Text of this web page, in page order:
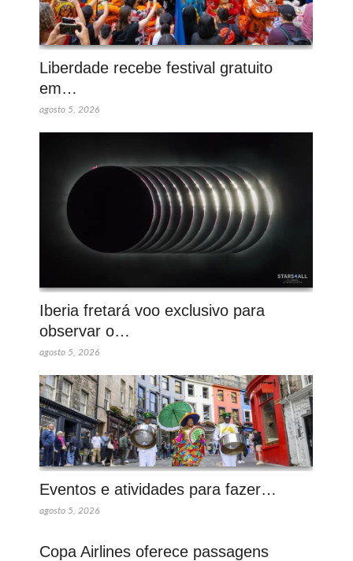
Liberdade recebe festival gratuito
em…
agosto 5, 2026
Iberia fretará voo exclusivo para
observar o…
agosto 5, 2026
Eventos e atividades para fazer…
agosto 5, 2026
Copa Airlines oferece passagens